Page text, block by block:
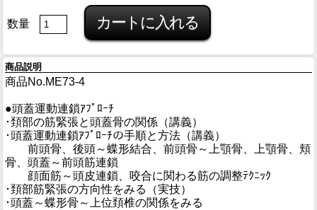
数量
商品説明
商品No.ME73-4
●頭蓋運動連鎖ｱﾌﾟﾛｰﾁ
･頚部の筋緊張と頭蓋骨の関係（講義）
･頭蓋運動連鎖ｱﾌﾟﾛｰﾁの手順と方法（講義）
前頭骨、後頭～蝶形結合、前頭骨～上顎骨、上顎骨、頬
骨、頭蓋～前頭筋連鎖
顔面筋～頭皮連鎖、咬合に関わる筋の調整ﾃｸﾆｯｸ
･頚部筋緊張の方向性をみる（実技）
･頭蓋～蝶形骨～上位頚椎の関係をみる